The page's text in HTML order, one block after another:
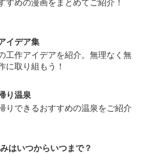
イデア集
工作アイデアを紹介。無理なく無
に取り組もう！
り温泉
りできるおすすめの温泉をご紹介
はいつからいつまで？